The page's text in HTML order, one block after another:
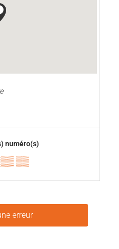
numéro(s)
▒▒
erreur